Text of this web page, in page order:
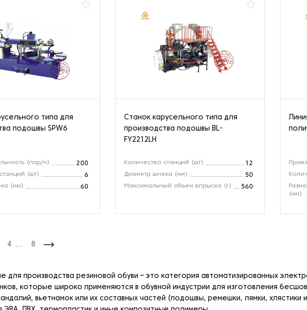
типа для
подошвы SPW6
(пар/ч)
200
(шт)
6
(мм)
60
Станок карусельного типа для
производства подошвы BL-
FY2212LH
Количество станций (шт)
12
Диаметр шнека (мм)
50
Максимальный объем впрыска (г)
560
(мм)
4 ... 8
для производства резиновой обуви – это категория автоматизированных
которые широко применяются в обувной индустрии для изготовления
вьетнамок или их составных частей (подошвы, ремешки, лямки, хлястики